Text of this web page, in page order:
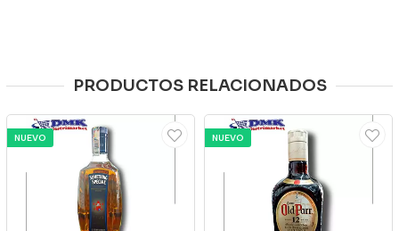
PRODUCTOS RELACIONADOS
NUEVO NUEVO